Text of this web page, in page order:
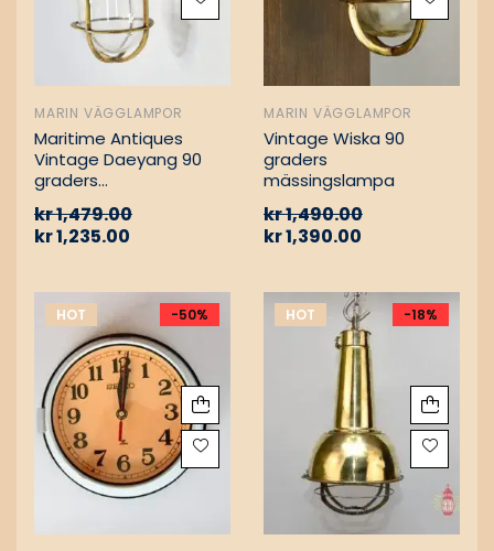
MARIN VÄGGLAMPOR
Maritime Antiques
Vintage Daeyang 90
graders
kr1,479.00
kr1,235.00
MARIN VÄGGLAMPOR
Vintage Wiska 90
graders
mässingslampa
kr1,490.00
kr1,390.00
HOT -50% HOT -18%